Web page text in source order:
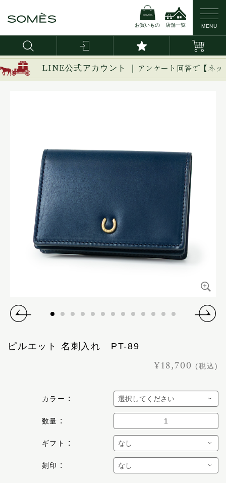
お買いもの 店舗一覧 MENU
LINE公式アカウント ｜ アンケート回答で【ネ
ピルエット 名刺入れ PT-89
¥18,700 (税込)
カラー
数量
ギフト
刻印